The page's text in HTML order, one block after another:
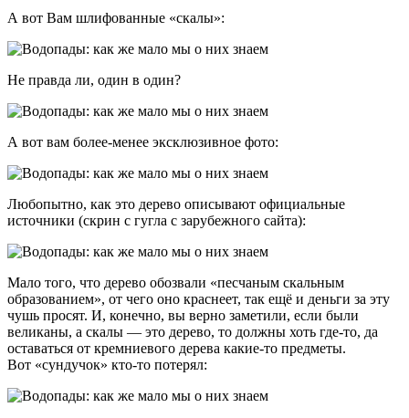
А вот Вам шлифованные «скалы»:
Не правда ли, один в один?
А вот вам более-менее эксклюзивное фото:
Любопытно, как это дерево описывают официальные
источники (скрин с гугла с зарубежного сайта):
Мало того, что дерево обозвали «песчаным скальным
образованием», от чего оно краснеет, так ещё и деньги за эту
чушь просят. И, конечно, вы верно заметили, если были
великаны, а скалы — это дерево, то должны хоть где-то, да
оставаться от кремниевого дерева какие-то предметы.
Вот «сундучок» кто-то потерял: